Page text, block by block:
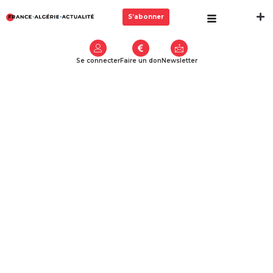
S’abonner
Se connecterFaire un donNewsletter